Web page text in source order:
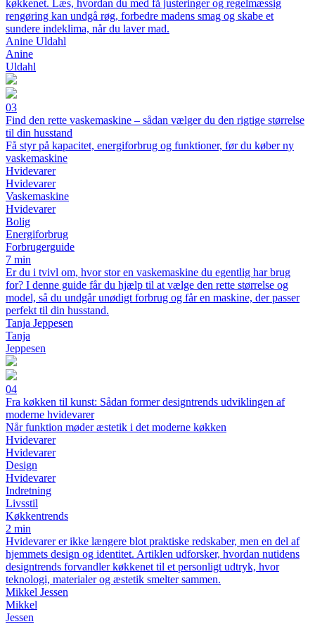
køkkenet. Læs, hvordan du med få justeringer og regelmæssig
rengøring kan undgå røg, forbedre madens smag og skabe et
sundere indeklima, når du laver mad.
Anine Uldahl
Anine
Uldahl
03
Find den rette vaskemaskine – sådan vælger du den rigtige størrelse
til din husstand
Få styr på kapacitet, energiforbrug og funktioner, før du køber ny
vaskemaskine
Hvidevarer
Hvidevarer
Vaskemaskine
Hvidevarer
Bolig
Energiforbrug
Forbrugerguide
7 min
Er du i tvivl om, hvor stor en vaskemaskine du egentlig har brug
for? I denne guide får du hjælp til at vælge den rette størrelse og
model, så du undgår unødigt forbrug og får en maskine, der passer
perfekt til din husstand.
Tanja Jeppesen
Tanja
Jeppesen
04
Fra køkken til kunst: Sådan former designtrends udviklingen af
moderne hvidevarer
Når funktion møder æstetik i det moderne køkken
Hvidevarer
Hvidevarer
Design
Hvidevarer
Indretning
Livsstil
Køkkentrends
2 min
Hvidevarer er ikke længere blot praktiske redskaber, men en del af
hjemmets design og identitet. Artiklen udforsker, hvordan nutidens
designtrends forvandler køkkenet til et personligt udtryk, hvor
teknologi, materialer og æstetik smelter sammen.
Mikkel Jessen
Mikkel
Jessen